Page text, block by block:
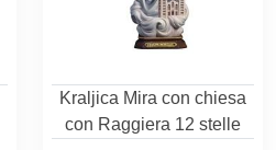
Kraljica Mira con chiesa
con Raggiera 12 stelle